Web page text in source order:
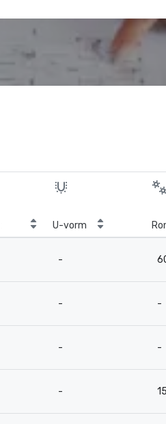
U-vorm
-
- -
- -
-